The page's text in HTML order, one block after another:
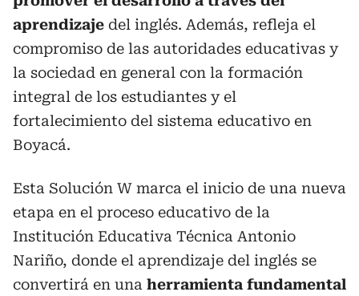
aprendizaje del inglés. Además, refleja el
compromiso de las autoridades educativas y
la sociedad en general con la formación
integral de los estudiantes y el
fortalecimiento del sistema educativo en
Boyacá.
Esta Solución W marca el inicio de una nueva
etapa en el proceso educativo de la
Institución Educativa Técnica Antonio
Nariño, donde el aprendizaje del inglés se
convertirá en una herramienta fundamental